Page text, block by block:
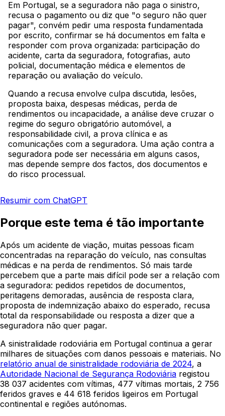
Em Portugal, se a seguradora não paga o sinistro,
recusa o pagamento ou diz que "o seguro não quer
pagar", convém pedir uma resposta fundamentada
por escrito, confirmar se há documentos em falta e
responder com prova organizada: participação do
acidente, carta da seguradora, fotografias, auto
policial, documentação médica e elementos de
reparação ou avaliação do veículo.
Quando a recusa envolve culpa discutida, lesões,
proposta baixa, despesas médicas, perda de
rendimentos ou incapacidade, a análise deve cruzar o
regime do seguro obrigatório automóvel, a
responsabilidade civil, a prova clínica e as
comunicações com a seguradora. Uma ação contra a
seguradora pode ser necessária em alguns casos,
mas depende sempre dos factos, dos documentos e
do risco processual.
Resumir com ChatGPT
Porque este tema é tão importante
Após um acidente de viação, muitas pessoas ficam
concentradas na reparação do veículo, nas consultas
médicas e na perda de rendimentos. Só mais tarde
percebem que a parte mais difícil pode ser a relação com
a seguradora: pedidos repetidos de documentos,
peritagens demoradas, ausência de resposta clara,
proposta de indemnização abaixo do esperado, recusa
total da responsabilidade ou resposta a dizer que a
seguradora não quer pagar.
A sinistralidade rodoviária em Portugal continua a gerar
milhares de situações com danos pessoais e materiais. No
relatório anual de sinistralidade rodoviária de 2024, a
Autoridade Nacional de Segurança Rodoviária registou
38 037 acidentes com vítimas, 477 vítimas mortais, 2 756
feridos graves e 44 618 feridos ligeiros em Portugal
continental e regiões autónomas.